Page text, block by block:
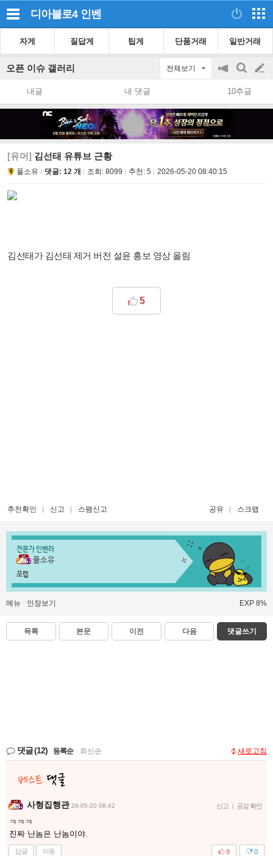
디아블로4 인벤
자게 질답게 팁게 단품거래 일반거래
오픈 이슈 갤러리 전체보기
공
지
on/off
검
색
글
쓰
내글 내 댓글 10추글
[유머] 김선태 유튜브 근황
풀소유 댓글: 12 개 조회: 8099 추천: 5 2026-05-20 08:40:15
김선태가 김선태 제거 버전 설윤 홍보 영상 올림
5
추천확인 신고 스팸신고 공유 스크랩
전문가 인벤러
풀소유
쪼렙
메뉴 인장보기 EXP 8%
목록 본문 이전 다음 댓글쓰기
댓글(12) 등록순 최신순 새로고침
사형집행관 26-05-20 08:42 신고 | 공감 확인
ㅋㅋㅋ
진짜 난놈은 난놈이야.
답글 이동 0
9